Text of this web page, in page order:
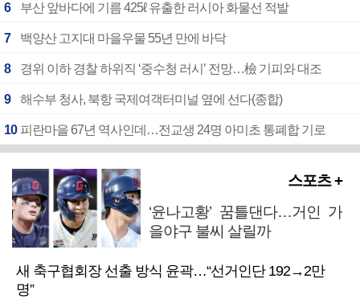
6 부산 앞바다에 기름 425ℓ 유출한 러시아 화물선 적발
7 백양산 고지대 마을우물 55년 만에 바닥
8 경위 이하 경찰 하위직 ‘중수청 러시’ 전망…檢 기피와 대조
9 해수부 청사, 북항 국제여객터미널 옆에 선다(종합)
10 피란마을 67년 역사인데…전교생 24명 아미초 통폐합 기로
스포츠 +
‘윤나고황’ 꿈틀댄다…거인 가
을야구 불씨 살릴까
새 축구협회장 선출 방식 윤곽…“선거인단 192→2만
명”